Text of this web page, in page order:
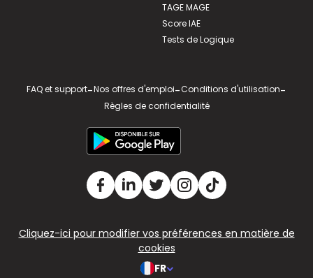
TAGE MAGE
Score IAE
Tests de Logique
FAQ et support-Nos offres d'emploi-Conditions d'utilisation-
Règles de confidentialité
Cliquez-ici pour modifier vos préférences en matière de
cookies
FR